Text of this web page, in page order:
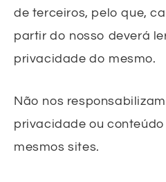
de terceiros, pelo que,
partir do nosso deverá
privacidade do mesmo.
Não nos
privacidade ou
mesmos sites.